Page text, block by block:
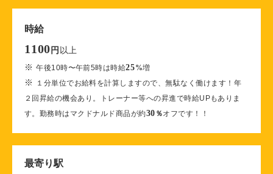
時給
1100 円 以上
※午後10時〜午前5時は時給25%増
※
１分単位でお給料を計算しますので、無駄なく働けます！年
２回昇給の機会あり。トレーナー等への昇進で時給UPもありま
す。勤務時はマクドナルド商品が約30 ％オフです！！
最寄り駅